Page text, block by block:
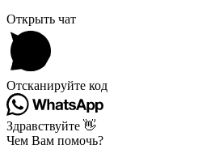
Открыть чат
Отсканируйте код
Здравствуйте 👋
Чем Вам помочь?